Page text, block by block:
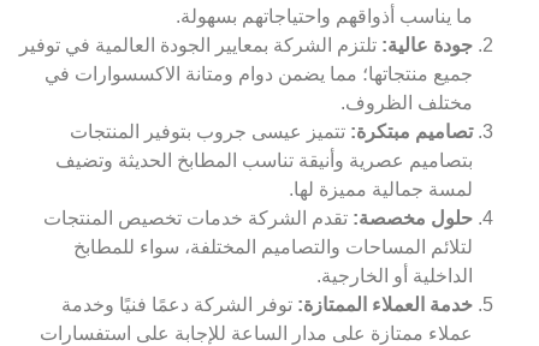
ما يناسب أذواقهم واحتياجاتهم بسهولة.
جودة عالية: تلتزم الشركة بمعايير الجودة العالمية في توفير
جميع منتجاتها؛ مما يضمن دوام ومتانة الاكسسوارات في
مختلف الظروف.
تصاميم مبتكرة: تتميز عيسى جروب بتوفير المنتجات
بتصاميم عصرية وأنيقة تناسب المطابخ الحديثة وتضيف
لمسة جمالية مميزة لها.
حلول مخصصة: تقدم الشركة خدمات تخصيص المنتجات
لتلائم المساحات والتصاميم المختلفة، سواء للمطابخ
الداخلية أو الخارجية.
خدمة العملاء الممتازة: توفر الشركة دعمًا فنيًا وخدمة
عملاء ممتازة على مدار الساعة للإجابة على استفسارات